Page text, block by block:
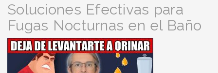
Soluciones Efectivas para
Fugas Nocturnas en el Baño